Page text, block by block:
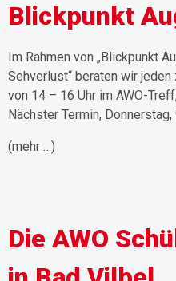
Blickpunkt
Im Rahmen von „Blickpunkt
Sehverlust“ beraten wir
von 14 – 16 Uhr im AWO-
Nächster Termin,
(mehr …)
Die AWO